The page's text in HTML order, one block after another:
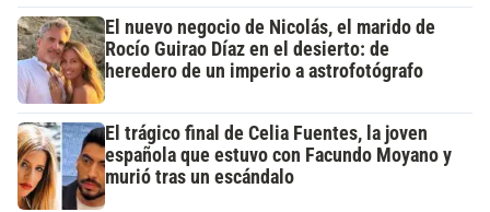
El nuevo negocio de Nicolás, el marido de
Rocío Guirao Díaz en el desierto: de
heredero de un imperio a astrofotógrafo
El trágico final de Celia Fuentes, la joven
española que estuvo con Facundo Moyano y
murió tras un escándalo